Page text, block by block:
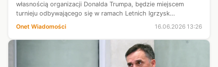
własnością organizacji Donalda Trumpa, będzie miejscem
turnieju odbywającego się w ramach Letnich Igrzysk
Olimpijskich 2028.
Onet Wiadomości 16.06.2026 13:26